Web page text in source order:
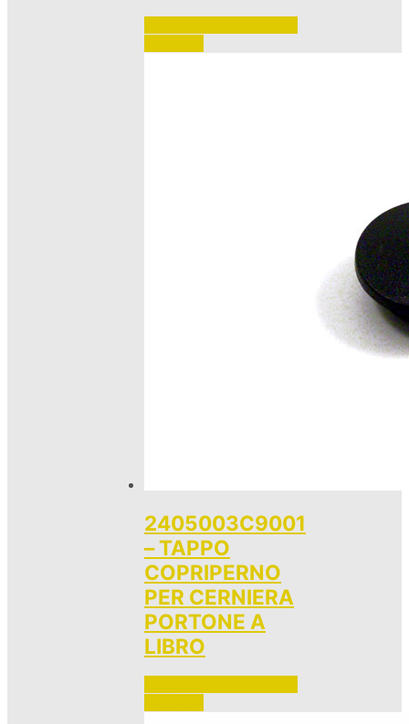
2405003C9001
– TAPPO
COPRIPERNO
PER CERNIERA
PORTONE A
LIBRO